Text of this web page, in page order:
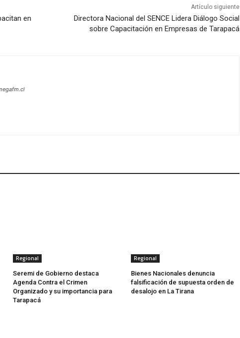
en
Artículo siguiente
Directora Nacional del SENCE Lidera Diálogo Social
sobre Capacitación en Empresas de Tarapacá
Regional
Seremi de Gobierno destaca
Agenda Contra el Crimen
Organizado y su importancia para
Tarapacá
Regional
Bienes Nacionales denuncia
falsificación de supuesta orden de
desalojo en La Tirana